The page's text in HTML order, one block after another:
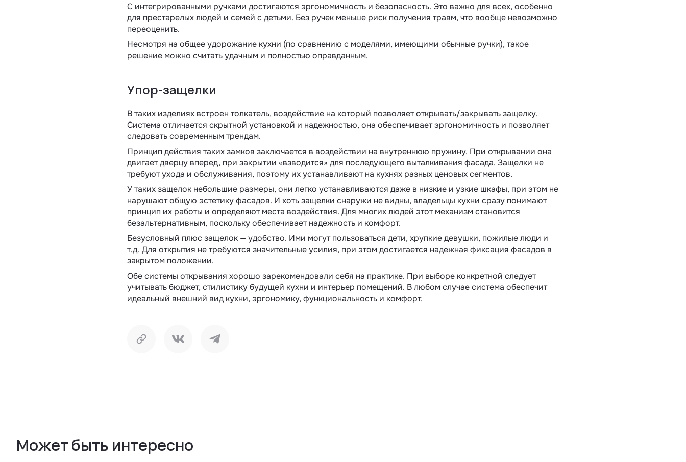
С интегрированными ручками достигаются эргономичность и безопасность. Это важно для всех, особенно
для престарелых людей и семей с детьми. Без ручек меньше риск получения травм, что вообще невозможно
переоценить.
Несмотря на общее удорожание кухни (по сравнению с моделями, имеющими обычные ручки), такое
решение можно считать удачным и полностью оправданным.
Упор-защелки
В таких изделиях встроен толкатель, воздействие на который позволяет открывать/закрывать защелку.
Система отличается скрытной установкой и надежностью, она обеспечивает эргономичность и позволяет
следовать современным трендам.
Принцип действия таких замков заключается в воздействии на внутреннюю пружину. При открывании она
двигает дверцу вперед, при закрытии «взводится» для последующего выталкивания фасада. Защелки не
требуют ухода и обслуживания, поэтому их устанавливают на кухнях разных ценовых сегментов.
У таких защелок небольшие размеры, они легко устанавливаются даже в низкие и узкие шкафы, при этом не
нарушают общую эстетику фасадов. И хоть защелки снаружи не видны, владельцы кухни сразу понимают
принцип их работы и определяют места воздействия. Для многих людей этот механизм становится
безальтернативным, поскольку обеспечивает надежность и комфорт.
Безусловный плюс защелок — удобство. Ими могут пользоваться дети, хрупкие девушки, пожилые люди и
т.д. Для открытия не требуются значительные усилия, при этом достигается надежная фиксация фасадов в
закрытом положении.
Обе системы открывания хорошо зарекомендовали себя на практике. При выборе конкретной следует
учитывать бюджет, стилистику будущей кухни и интерьер помещений. В любом случае система обеспечит
идеальный внешний вид кухни, эргономику, функциональность и комфорт.
КопироватьПоделиться в ВКПоделиться в Телеграм
Может быть интересно